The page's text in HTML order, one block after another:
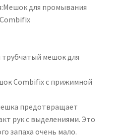
для промывания
мешок для
Combifix с прижимной
предотвращает
рук с выделениями. Это
запаха очень мало.